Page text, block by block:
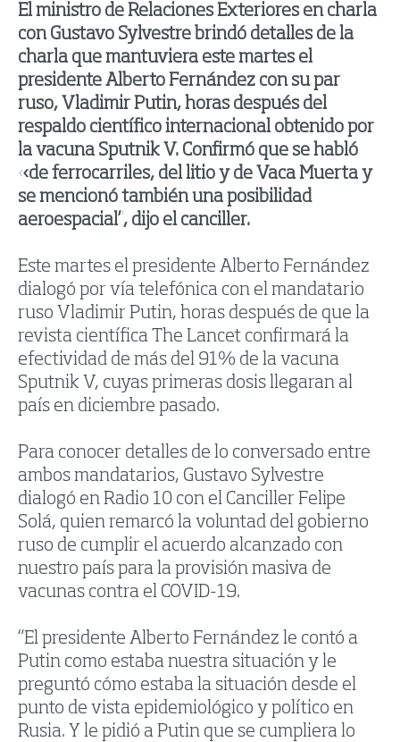
El ministro de Relaciones Exteriores en charla
con Gustavo Sylvestre brindó detalles de la
charla que mantuviera este martes el
presidente Alberto Fernández con su par
ruso, Vladimir Putin, horas después del
respaldo científico internacional obtenido por
la vacuna Sputnik V. Confirmó que se habló
«de ferrocarriles, del litio y de Vaca Muerta y
se mencionó también una posibilidad
aeroespacial”, dijo el canciller.
Este martes el presidente Alberto Fernández
dialogó por vía telefónica con el mandatario
ruso Vladimir Putin, horas después de que la
revista científica The Lancet confirmará la
efectividad de más del 91% de la vacuna
Sputnik V, cuyas primeras dosis llegaran al
país en diciembre pasado.
Para conocer detalles de lo conversado entre
ambos mandatarios, Gustavo Sylvestre
dialogó en Radio 10 con el Canciller Felipe
Solá, quien remarcó la voluntad del gobierno
ruso de cumplir el acuerdo alcanzado con
nuestro país para la provisión masiva de
vacunas contra el COVID-19.
“El presidente Alberto Fernández le contó a
Putin como estaba nuestra situación y le
preguntó cómo estaba la situación desde el
punto de vista epidemiológico y político en
Rusia. Y le pidió a Putin que se cumpliera lo